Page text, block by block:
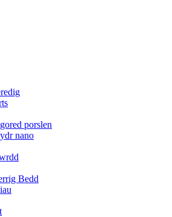
porslen
nano
Bedd